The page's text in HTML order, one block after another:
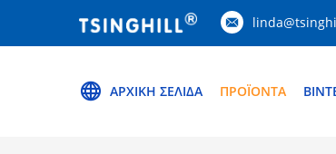
ΑΡΧΙΚΉ ΣΕΛΊΔΑ ΠΡΟΪΌΝΤΑ